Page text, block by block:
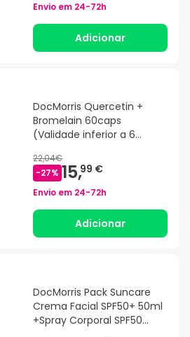
Envio em 24-72h
Adicionar
DocMorris Quercetin +
Bromelain 60caps
(Validade inferior a 6
22,04€
-27% 15,99 €
Envio em 24-72h
Adicionar
DocMorris Pack Suncare
Crema Facial SPF50+ 50ml
+Spray Corporal SPF50